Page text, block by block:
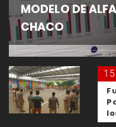
MODELO DE
CHACO